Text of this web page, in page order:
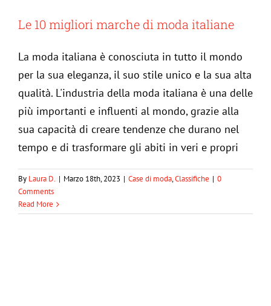
Le 10 migliori marche di moda italiane
La moda italiana è conosciuta in tutto il mondo
per la sua eleganza, il suo stile unico e la sua alta
qualità. L'industria della moda italiana è una delle
più importanti e influenti al mondo, grazie alla
sua capacità di creare tendenze che durano nel
tempo e di trasformare gli abiti in veri e propri
By Laura D. | Marzo 18th, 2023 | Case di moda,Classifiche | 0
Comments
Read More
Classifica: Le 5 fashion blogger italiane